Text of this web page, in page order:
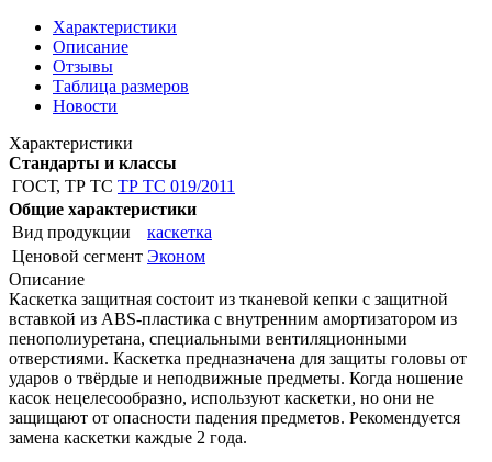
Характеристики
Описание
Отзывы
Таблица размеров
Новости
Характеристики
Стандарты и классы
ГОСТ, ТР ТС ТР ТС 019/2011
Общие характеристики
Вид продукции
каскетка
Ценовой сегмент Эконом
Описание
Каскетка защитная состоит из тканевой кепки с защитной
вставкой из ABS-пластика с внутренним амортизатором из
пенополиуретана, специальными вентиляционными
отверстиями. Каскетка предназначена для защиты головы от
ударов о твёрдые и неподвижные предметы. Когда ношение
касок нецелесообразно, используют каскетки, но они не
защищают от опасности падения предметов. Рекомендуется
замена каскетки каждые 2 года.